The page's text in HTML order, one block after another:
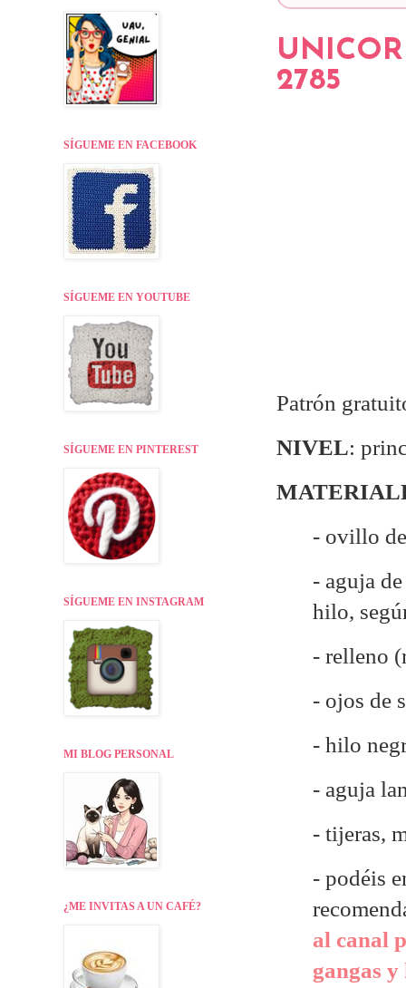
2785
Patrón
NIVEL:
- ovillo
- aguja
hilo,
- relleno
- ojos de
- hilo
- aguja
- tijeras,
- podéis
al canal
gangas
SÍGUEME EN FACEBOOK
SÍGUEME EN YOUTUBE
SÍGUEME EN PINTEREST
SÍGUEME EN INSTAGRAM
MI BLOG PERSONAL
¿ME INVITAS A UN CAFÉ?